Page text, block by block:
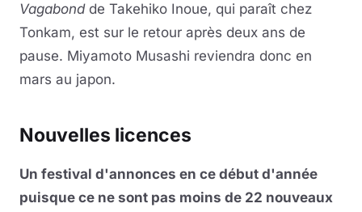
Vagabond de Takehiko Inoue, qui paraît chez
Tonkam, est sur le retour après deux ans de
pause. Miyamoto Musashi reviendra donc en
mars au japon.
Nouvelles licences
Un festival d'annonces en ce début d'année
puisque ce ne sont pas moins de 22 nouveaux